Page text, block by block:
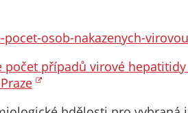
osob-nakazenych-
počet případů virové